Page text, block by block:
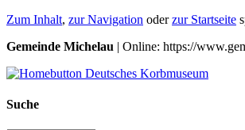
Zum Inhalt, zur Navigation oderzur Startseite
Gemeinde Michelau | Online: https://
Suche